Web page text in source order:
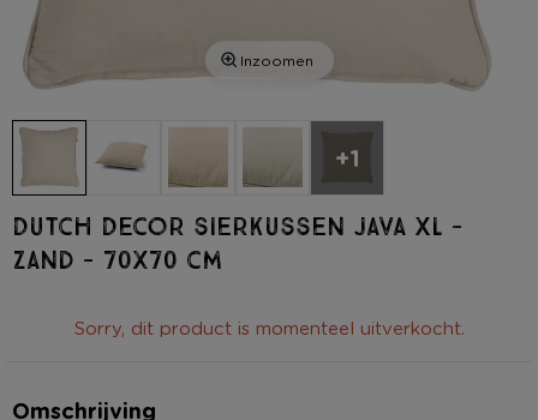
Inzoomen
+1
Dutch Decor sierkussen Java XL -
zand - 70x70 cm
Sorry, dit product is momenteel uitverkocht.
Omschrijving